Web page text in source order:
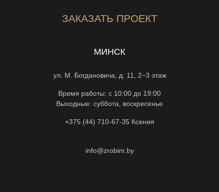
ЗАКАЗАТЬ ПРОЕКТ
МИНСК
ул. М. Богдановича, д. 11, 2−3 этаж
Время работы: с 10:00 до 19:00
Выходные: суббота, воскресенье
+375 (44) 710-67-35 Ксения
info@zrobim.by